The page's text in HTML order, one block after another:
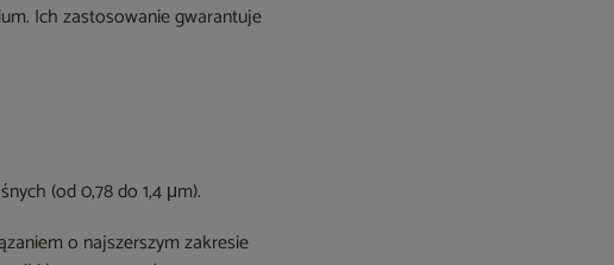
Ich zastosowanie gwarantuje
(od 0,78 do 1,4 μm).
o najszerszym zakresie